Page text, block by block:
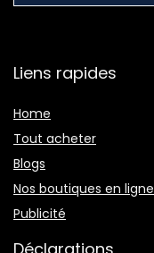
Liens rapides
Home
Tout acheter
Blogs
Nos boutiques en ligne
Publicité